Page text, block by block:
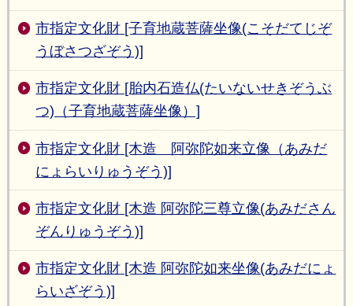
市指定文化財 [子育地蔵菩薩坐像(こそだてじぞ
うぼさつざぞう)]
市指定文化財 [胎内石造仏(たいないせきぞうぶ
つ)（子育地蔵菩薩坐像）]
市指定文化財 [木造 阿弥陀如来立像（あみだ
にょらいりゅうぞう)]
市指定文化財 [木造 阿弥陀三尊立像(あみださん
ぞんりゅうぞう)]
市指定文化財 [木造 阿弥陀如来坐像(あみだにょ
らいざぞう)]